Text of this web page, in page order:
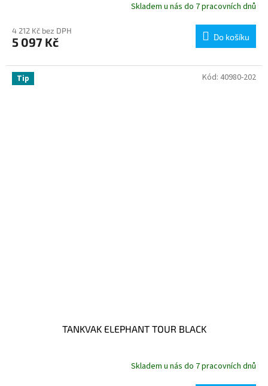
Skladem u nás do 7 pracovních dnů
4 212 Kč bez DPH
5 097 Kč Do košíku
Tip
TANKVAK ELEPHANT TOUR BLACK
Skladem u nás do 7 pracovních dnů
Kód: 40980-202